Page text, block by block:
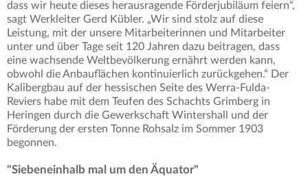
dass wir heute dieses herausragende Förderjubiläum feiern“,
sagt Werkleiter Gerd Kübler. „Wir sind stolz auf diese
Leistung, mit der unsere Mitarbeiterinnen und Mitarbeiter
unter und über Tage seit 120 Jahren dazu beitragen, dass
eine wachsende Weltbevölkerung ernährt werden kann,
obwohl die Anbauflächen kontinuierlich zurückgehen.“ Der
Kalibergbau auf der hessischen Seite des Werra-Fulda-
Reviers habe mit dem Teufen des Schachts Grimberg in
Heringen durch die Gewerkschaft Wintershall und der
Förderung der ersten Tonne Rohsalz im Sommer 1903
begonnen.
"Siebeneinhalb mal um den Äquator"